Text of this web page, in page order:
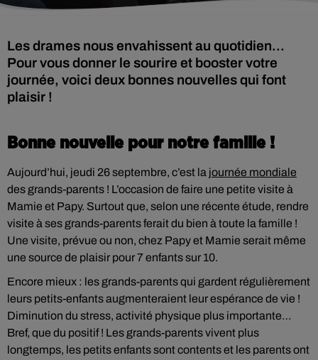
Les drames nous envahissent au quotidien...
Pour vous donner le sourire et booster votre
journée, voici deux bonnes nouvelles qui font
plaisir !
Bonne nouvelle pour notre famille !
Aujourd’hui, jeudi 26 septembre, c’est la journée mondiale
des grands-parents ! L’occasion de faire une petite visite à
Mamie et Papy. Surtout que, selon une récente étude, rendre
visite à ses grands-parents ferait du bien à toute la famille !
Une visite, prévue ou non, chez Papy et Mamie serait même
une source de plaisir pour 7 enfants sur 10.
Encore mieux : les grands-parents qui gardent régulièrement
leurs petits-enfants augmenteraient leur espérance de vie !
Diminution du stress, activité physique plus importante…
Bref, que du positif ! Les grands-parents vivent plus
longtemps, les petits enfants sont contents et les parents ont